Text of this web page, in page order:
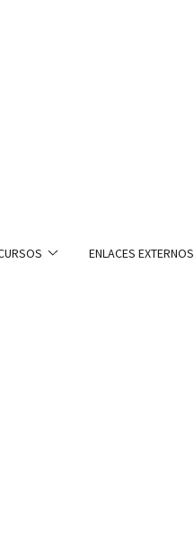
ENLACES EXTERNOS